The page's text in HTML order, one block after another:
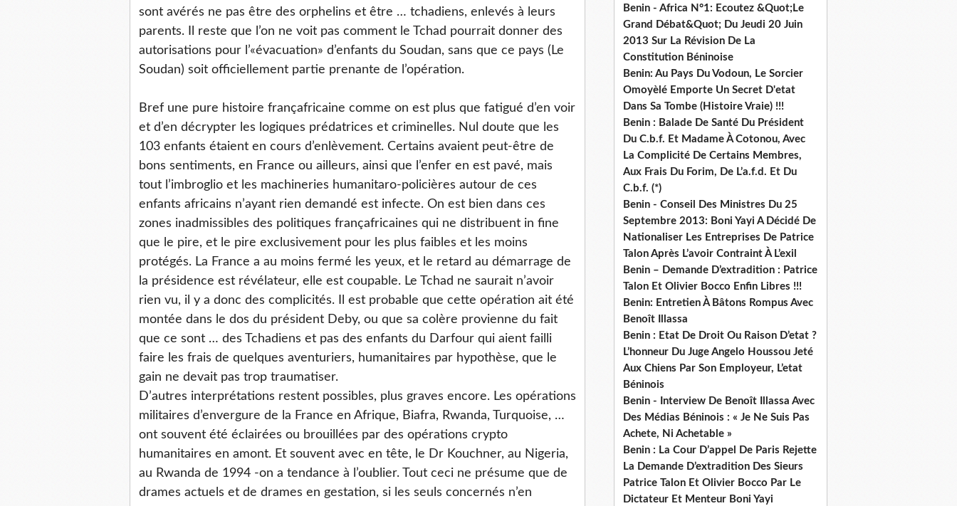
sont avérés ne pas être des orphelins et être … tchadiens, enlevés à leurs
parents. Il reste que l’on ne voit pas comment le Tchad pourrait donner des
autorisations pour l’«évacuation» d’enfants du Soudan, sans que ce pays (Le
Soudan) soit officiellement partie prenante de l’opération.
Bref une pure histoire françafricaine comme on est plus que fatigué d’en voir
et d’en décrypter les logiques prédatrices et criminelles. Nul doute que les
103 enfants étaient en cours d’enlèvement. Certains avaient peut-être de
bons sentiments, en France ou ailleurs, ainsi que l’enfer en est pavé, mais
tout l’imbroglio et les machineries humanitaro-policières autour de ces
enfants africains n’ayant rien demandé est infecte. On est bien dans ces
zones inadmissibles des politiques françafricaines qui ne distribuent in fine
que le pire, et le pire exclusivement pour les plus faibles et les moins
protégés. La France a au moins fermé les yeux, et le retard au démarrage de
la présidence est révélateur, elle est coupable. Le Tchad ne saurait n’avoir
rien vu, il y a donc des complicités. Il est probable que cette opération ait été
montée dans le dos du président Deby, ou que sa colère provienne du fait
que ce sont … des Tchadiens et pas des enfants du Darfour qui aient failli
faire les frais de quelques aventuriers, humanitaires par hypothèse, que le
gain ne devait pas trop traumatiser.
D’autres interprétations restent possibles, plus graves encore. Les opérations
militaires d’envergure de la France en Afrique, Biafra, Rwanda, Turquoise, …
ont souvent été éclairées ou brouillées par des opérations crypto
humanitaires en amont. Et souvent avec en tête, le Dr Kouchner, au Nigeria,
au Rwanda de 1994 -on a tendance à l’oublier. Tout ceci ne présume que de
drames actuels et de drames en gestation, si les seuls concernés n’en
Benin - Africa N°1: Ecoutez &Quot;Le
Grand Débat&Quot; Du Jeudi 20 Juin
2013 Sur La Révision De La
Constitution Béninoise
Benin: Au Pays Du Vodoun, Le Sorcier
Omoyèlé Emporte Un Secret D'etat
Dans Sa Tombe (Histoire Vraie) !!!
Benin : Balade De Santé Du Président
Du C.b.f. Et Madame À Cotonou, Avec
La Complicité De Certains Membres,
Aux Frais Du Forim, De L’a.f.d. Et Du
C.b.f. (*)
Benin - Conseil Des Ministres Du 25
Septembre 2013: Boni Yayi A Décidé De
Nationaliser Les Entreprises De Patrice
Talon Après L’avoir Contraint À L’exil
Benin – Demande D’extradition : Patrice
Talon Et Olivier Bocco Enfin Libres !!!
Benin: Entretien À Bâtons Rompus Avec
Benoît Illassa
Benin : Etat De Droit Ou Raison D’etat ?
L’honneur Du Juge Angelo Houssou Jeté
Aux Chiens Par Son Employeur, L’etat
Béninois
Benin - Interview De Benoît Illassa Avec
Des Médias Béninois : « Je Ne Suis Pas
Achete, Ni Achetable »
Benin : La Cour D’appel De Paris Rejette
La Demande D’extradition Des Sieurs
Patrice Talon Et Olivier Bocco Par Le
Dictateur Et Menteur Boni Yayi